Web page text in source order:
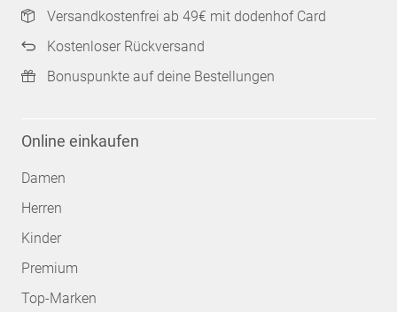
Versandkostenfrei ab 49€ mit dodenhof Card
Kostenloser Rückversand
Bonuspunkte auf deine Bestellungen
Online einkaufen
Damen
Herren
Kinder
Premium
Top-Marken